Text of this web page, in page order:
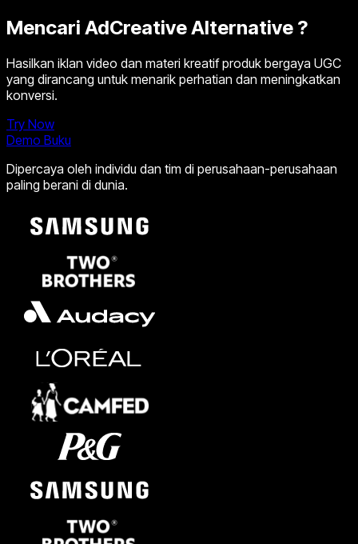
Mencari AdCreative Alternative ?
Hasilkan iklan video dan materi kreatif produk bergaya UGC
yang dirancang untuk menarik perhatian dan meningkatkan
konversi.
Try Now
Demo Buku
Dipercaya oleh individu dan tim di perusahaan-perusahaan
paling berani di dunia.